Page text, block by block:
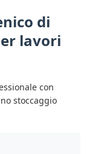
di
lavori
con
stoccaggio